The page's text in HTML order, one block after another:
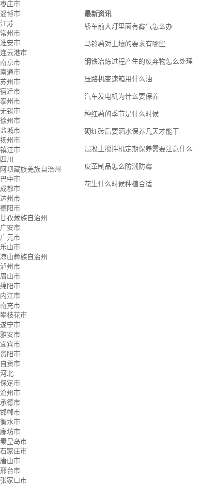
枣庄市
淄博市
江苏
常州市
淮安市
连云港市
南京市
南通市
苏州市
宿迁市
泰州市
无锡市
徐州市
盐城市
扬州市
镇江市
四川
阿坝藏族羌族自治州
巴中市
成都市
达州市
德阳市
甘孜藏族自治州
广安市
广元市
乐山市
凉山彝族自治州
泸州市
眉山市
绵阳市
内江市
南充市
攀枝花市
遂宁市
雅安市
宜宾市
资阳市
自贡市
河北
保定市
沧州市
承德市
邯郸市
衡水市
廊坊市
秦皇岛市
石家庄市
唐山市
邢台市
张家口市
最新资讯
轿车前大灯里面有雾气怎么办
马铃薯对土壤的要求有哪些
钢铁冶炼过程产生的废弃物怎么处理
压路机变速箱用什么油
汽车发电机为什么要保养
种红薯的季节是什么时候
砌红砖后要洒水保养几天才能干
混凝土搅拌机定期保养需要注意什么
皮革制品怎么防潮防霉
花生什么时候种植合适